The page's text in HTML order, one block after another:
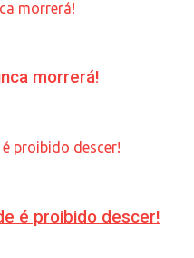
morrerá!
é proibido descer!